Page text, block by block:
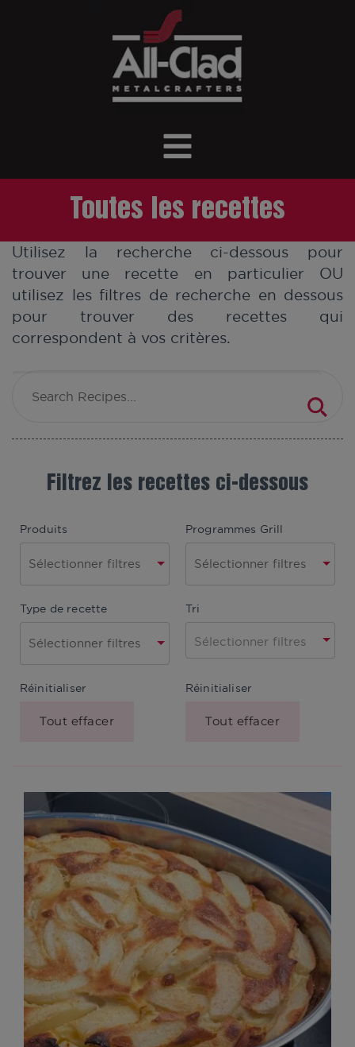
Toutes les recettes
Utilisez la recherche ci-dessous pour
trouver une recette en particulier OU
utilisez les filtres de recherche en dessous
pour trouver des recettes qui
correspondent à vos critères.
Filtrez les recettes ci-dessous
Produits Programmes Grill
Type de recette Tri
Sélectionner filtres
Réinitialiser
Tout effacer
Réinitialiser
Tout effacer